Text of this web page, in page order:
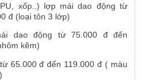
xốp..) lợp mái dao động từ
đ (loại tôn 3 lớp)
dao động từ 75.000 đ đến
kẽm)
65.000 đ đến 119.000 đ ( màu